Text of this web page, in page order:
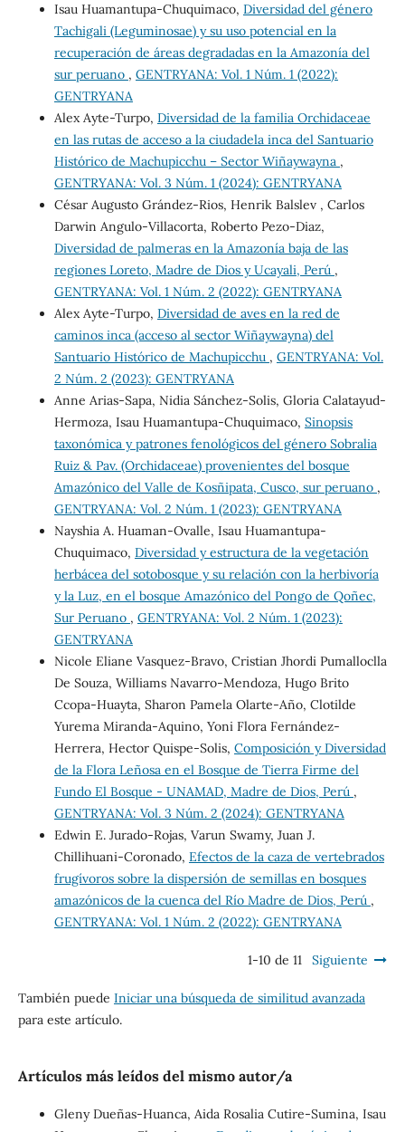
Isau Huamantupa-Chuquimaco, Diversidad del género
Tachigali (Leguminosae) y su uso potencial en la
recuperación de áreas degradadas en la Amazonía del
sur peruano , GENTRYANA: Vol. 1 Núm. 1 (2022):
GENTRYANA
Alex Ayte-Turpo, Diversidad de la familia Orchidaceae
en las rutas de acceso a la ciudadela inca del Santuario
Histórico de Machupicchu – Sector Wiñaywayna ,
GENTRYANA: Vol. 3 Núm. 1 (2024): GENTRYANA
César Augusto Grández-Rios, Henrik Balslev , Carlos
Darwin Angulo-Villacorta, Roberto Pezo-Diaz,
Diversidad de palmeras en la Amazonía baja de las
regiones Loreto, Madre de Dios y Ucayali, Perú ,
GENTRYANA: Vol. 1 Núm. 2 (2022): GENTRYANA
Alex Ayte-Turpo, Diversidad de aves en la red de
caminos inca (acceso al sector Wiñaywayna) del
Santuario Histórico de Machupicchu , GENTRYANA: Vol.
2 Núm. 2 (2023): GENTRYANA
Anne Arias-Sapa, Nidia Sánchez-Solis, Gloria Calatayud-
Hermoza, Isau Huamantupa-Chuquimaco, Sinopsis
taxonómica y patrones fenológicos del género Sobralia
Ruiz & Pav. (Orchidaceae) provenientes del bosque
Amazónico del Valle de Kosñipata, Cusco, sur peruano ,
GENTRYANA: Vol. 2 Núm. 1 (2023): GENTRYANA
Nayshia A. Huaman-Ovalle, Isau Huamantupa-
Chuquimaco, Diversidad y estructura de la vegetación
herbácea del sotobosque y su relación con la herbivoría
y la Luz, en el bosque Amazónico del Pongo de Qoñec,
Sur Peruano , GENTRYANA: Vol. 2 Núm. 1 (2023):
GENTRYANA
Nicole Eliane Vasquez-Bravo, Cristian Jhordi Pumalloclla
De Souza, Williams Navarro-Mendoza, Hugo Brito
Ccopa-Huayta, Sharon Pamela Olarte-Año, Clotilde
Yurema Miranda-Aquino, Yoni Flora Fernández-
Herrera, Hector Quispe-Solis, Composición y Diversidad
de la Flora Leñosa en el Bosque de Tierra Firme del
Fundo El Bosque - UNAMAD, Madre de Dios, Perú ,
GENTRYANA: Vol. 3 Núm. 2 (2024): GENTRYANA
Edwin E. Jurado-Rojas, Varun Swamy, Juan J.
Chillihuani-Coronado, Efectos de la caza de vertebrados
frugívoros sobre la dispersión de semillas en bosques
amazónicos de la cuenca del Río Madre de Dios, Perú ,
GENTRYANA: Vol. 1 Núm. 2 (2022): GENTRYANA
1-10 de 11 Siguiente
También puede Iniciar una búsqueda de similitud avanzada
para este artículo.
Artículos más leídos del mismo autor/a
Gleny Dueñas-Huanca, Aida Rosalia Cutire-Sumina, Isau